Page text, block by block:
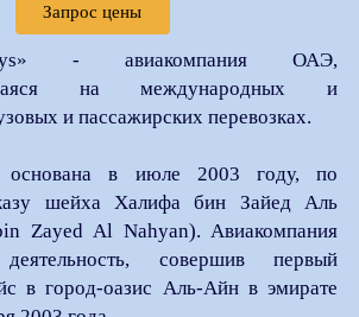
Запрос цены
- авиакомпания ОАЭ,
на международных и
и пассажирских перевозках.
основана в июле 2003 году, по
шейха Халифа бин Зайед Аль
Zayed Al Nahyan). Авиакомпания
совершив первый
в город-оазис Аль-Айн в эмирате